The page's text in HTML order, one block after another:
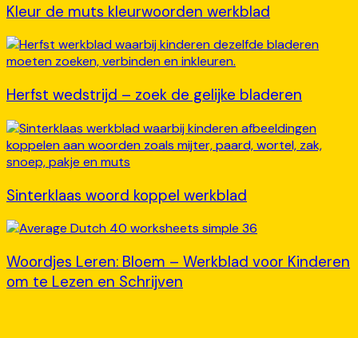
Kleur de muts kleurwoorden werkblad
Herfst wedstrijd – zoek de gelijke bladeren
Sinterklaas woord koppel werkblad
Woordjes Leren: Bloem – Werkblad voor Kinderen
om te Lezen en Schrijven